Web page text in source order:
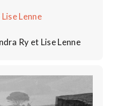
Lenne
Ry et Lise Lenne